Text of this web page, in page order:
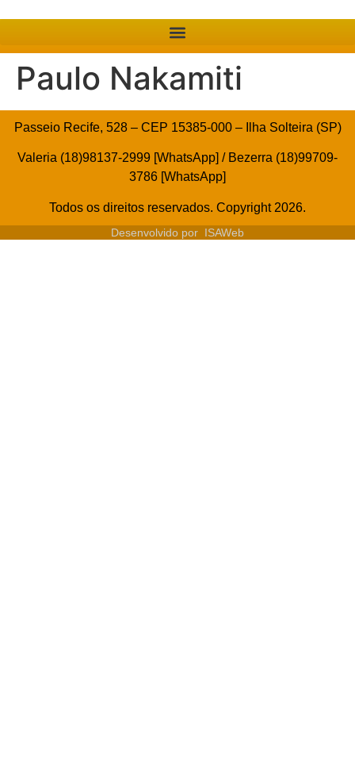
Paulo Nakamiti
Passeio Recife, 528 – CEP 15385-000 – Ilha Solteira (SP)
Valeria (18)98137-2999 [WhatsApp] / Bezerra (18)99709-
3786 [WhatsApp]
Todos os direitos reservados. Copyright 2026.
Desenvolvido por ISAWeb